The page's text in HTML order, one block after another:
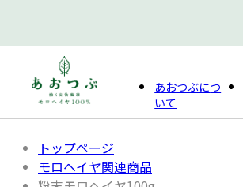
あおつぶにつ
いて
トップページ
モロヘイヤ関連商品